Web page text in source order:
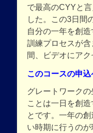
で最高のCYYと
した。この3日間
自分の一年を創
訓練プロセスが
間、ビデオにアク
このコースの申込
グレートワーク
ことは一日を創
とです。一年の
い時期に行うの